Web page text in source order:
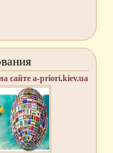
сайте a-priori.kiev.ua